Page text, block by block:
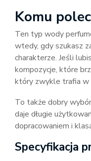
Komu
Ten typ wody
wtedy, gdy szukasz
charakterze. Jeśli
kompozycje, które
który zwykle trafia w
To także dobry
daje długie
dopracowaniem i
Specyfikacja